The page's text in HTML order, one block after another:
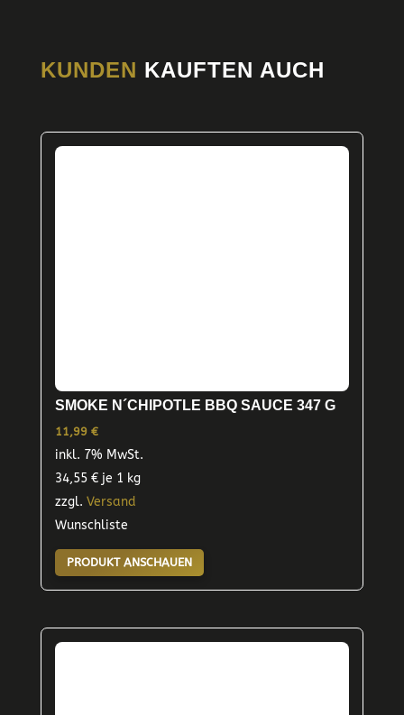
KUNDEN KAUFTEN AUCH
SMOKE N´CHIPOTLE BBQ SAUCE 347 G
11,99 €
inkl. 7% MwSt.
34,55 €je 1 kg
zzgl. Versand
Wunschliste
PRODUKT ANSCHAUEN